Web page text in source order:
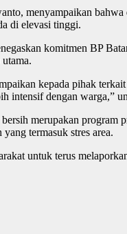
menyampaikan
di elevasi tinggi.
komitmen BP
kepada pihak
intensif dengan warga,”
merupakan
termasuk stres area.
untuk terus